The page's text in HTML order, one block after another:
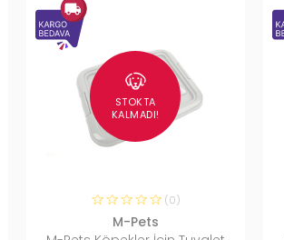
STOKTA
KALMADI!
(0)
M-Pets